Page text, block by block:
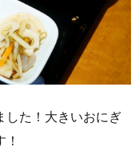
した！大きいおにぎ